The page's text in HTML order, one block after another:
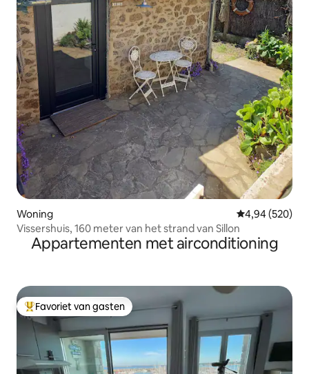
Woning Gemiddelde
4,94 (520)
Vissershuis, 160 meter van het strand van Sillon
Appartementen met airconditioning
Topfavoriet van gasten
Favoriet van gasten